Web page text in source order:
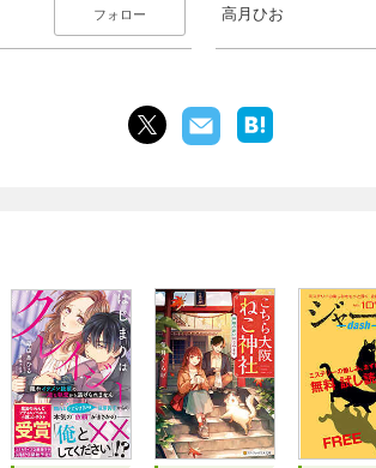
フォロー 高月ひお